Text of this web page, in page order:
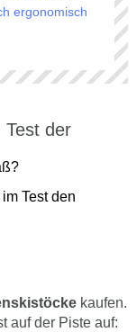
ergonomisch
Test der
Test den
kaufen.
auf der Piste auf: